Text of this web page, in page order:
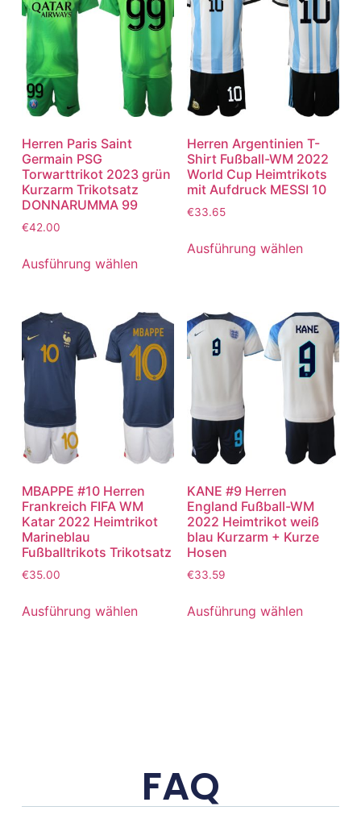
Herren Paris Saint
Germain PSG
Torwarttrikot 2023 grün
Kurzarm Trikotsatz
DONNARUMMA 99
€42.00
Ausführung wählen
Herren Argentinien T-
Shirt Fußball-WM 2022
World Cup Heimtrikots
mit Aufdruck MESSI 10
€33.65
Ausführung wählen
MBAPPE #10 Herren
Frankreich FIFA WM
Katar 2022 Heimtrikot
Marineblau
Fußballtrikots Trikotsatz
€35.00
Ausführung wählen
KANE #9 Herren
England Fußball-WM
2022 Heimtrikot weiß
blau Kurzarm + Kurze
Hosen
€33.59
Ausführung wählen
FAQ